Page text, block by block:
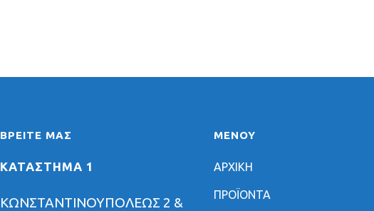
ΒΡΕΊΤΕ ΜΑΣ
ΚΑΤΑΣΤΗΜΑ 1
ΚΩΝΣΤΑΝΤΙΝΟΥΠΟΛΕΩΣ 2 &
ΜΕΝΟΥ
ΑΡΧΙΚΗ
ΠΡΟΪΟΝΤΑ